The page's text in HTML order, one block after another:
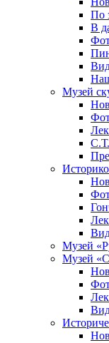
По
В
Музей
Музей
Музей